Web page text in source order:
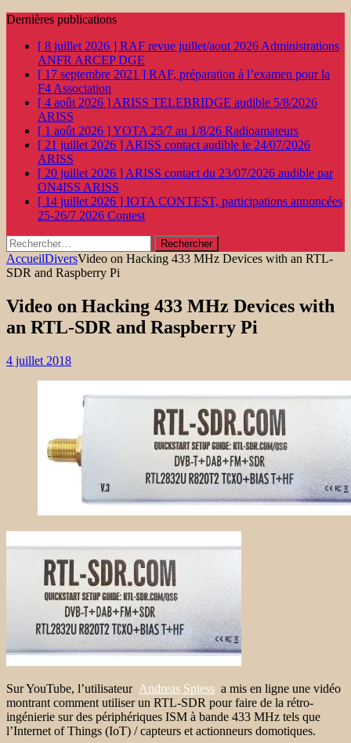
Dernières publications
[ 8 juillet 2026 ] RAF revue juillet/aout 2026 Administrations
ANFR ARCEP DGE
[ 17 septembre 2021 ] RAF, préparation à l’examen pour la
F4 Association
[ 4 août 2026 ] ARISS TELEBRIDGE audible 5/8/2026
ARISS
[ 1 août 2026 ]YOTA 25/7 au 1/8/26 Radioamateurs
[ 21 juillet 2026 ] ARISS contact audible le 24/07/2026
ARISS
[ 20 juillet 2026 ] ARISS contact du 23/07/2026 audible par
ON4ISS ARISS
[ 14 juillet 2026 ] IOTA CONTEST, participations annoncées
25-26/7 2026 Contest
Rechercher :
AccueilDiversVideo on Hacking 433 MHz Devices with an RTL-
SDR and Raspberry Pi
Video on Hacking 433 MHz Devices with
an RTL-SDR and Raspberry Pi
4 juillet 2018
Sur YouTube, l’utilisateur Andreas Spiess a mis en ligne une vidéo
montrant comment utiliser un RTL-SDR pour faire de la rétro-
ingénierie sur des périphériques ISM à bande 433 MHz tels que
l’Internet of Things (IoT) / capteurs et actionneurs domotiques.